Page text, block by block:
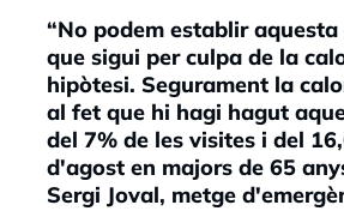
“No podem establir
que sigui per culpa de la
hipòtesi. Segurament la
al fet que hi hagi hagut
del 7% de les visites i del
d'agost en majors de 65
Sergi Joval, metge